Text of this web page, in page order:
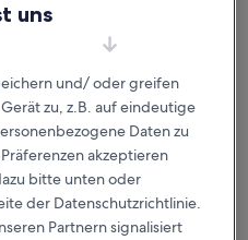
uns
und/ oder greifen
zu, z.B. auf eindeutige
Daten zu
akzeptieren
bitte unten oder
der Datenschutzrichtlinie.
Partnern signalisiert